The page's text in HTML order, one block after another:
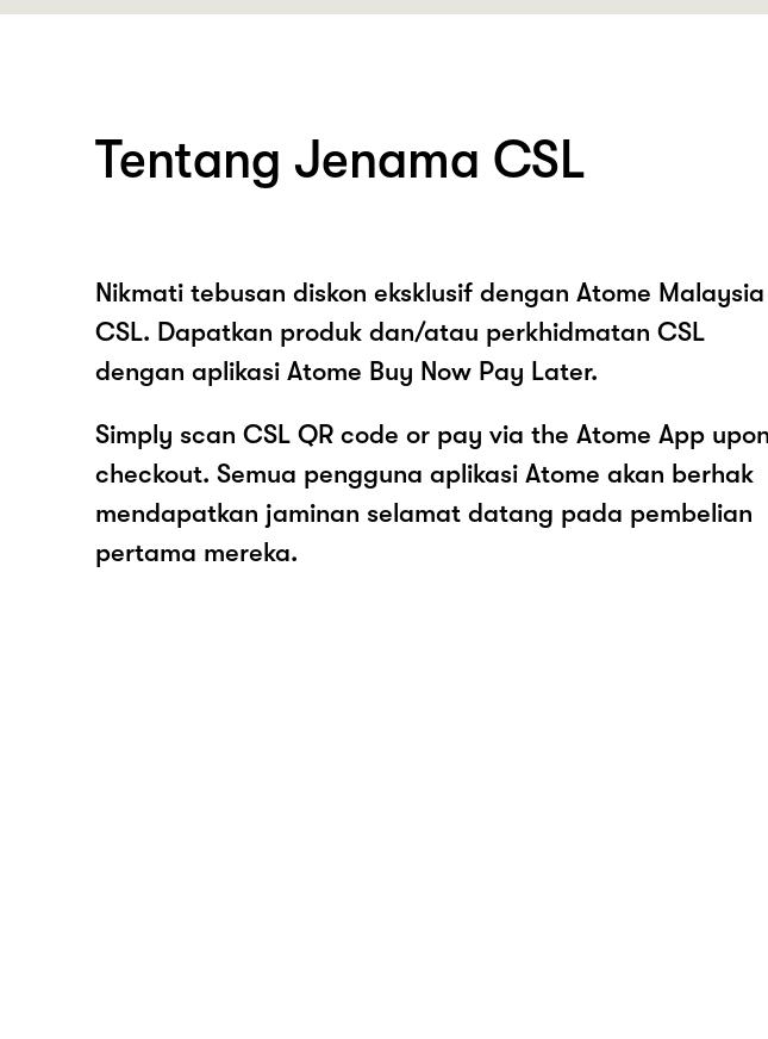
Tentang Jenama CSL
Nikmati tebusan diskon eksklusif dengan Atome
CSL. Dapatkan produk dan/atau perkhidmatan CSL
dengan aplikasi Atome Buy Now Pay Later.
Simply scan CSL QR code or pay via the Atome App upon
checkout. Semua pengguna aplikasi Atome akan berhak
mendapatkan jaminan selamat datang pada pembelian
pertama mereka.